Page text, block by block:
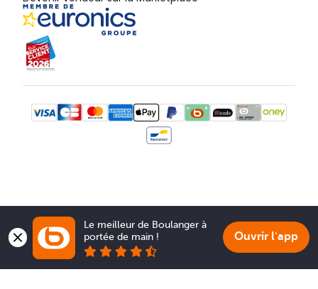
Le meilleur de Boulanger à
portée de main !
Ouvrir l'app